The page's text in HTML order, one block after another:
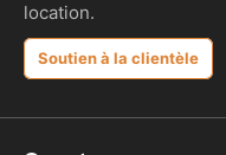
location.
Soutien à la clientèle